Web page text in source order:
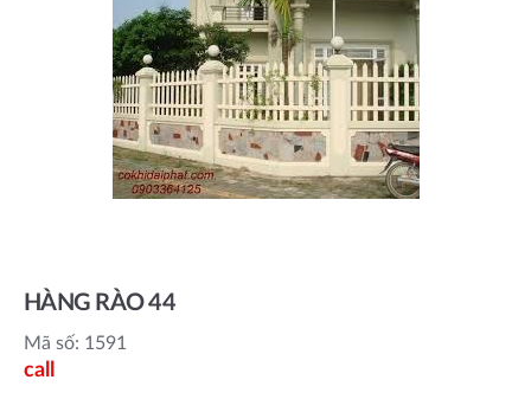
HÀNG RÀO 44
Mã số: 1591
call